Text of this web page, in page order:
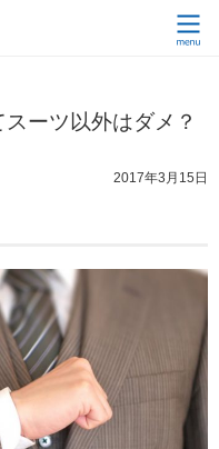
ーツ以外はダメ？
2017年3月15日